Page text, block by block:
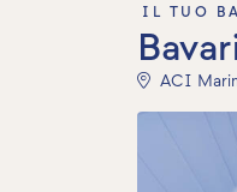
IL TUO
ACI